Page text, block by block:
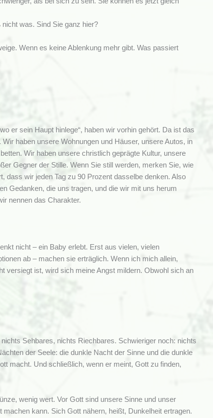
was. Sind Sie ganz hier?
Wenn es keine Ablenkung mehr gibt. Was passiert
er sein Haupt hinlege“, haben wir vorhin gehört. Da ist das
haben unsere Wohnungen und Häuser, unsere Autos, in
Wir haben unsere christlich geprägte Kultur, unsere
Gegner der Stille. Wenn Sie still werden, merken Sie, wie
dass wir jeden Tag zu 90 Prozent dasselbe denken. Also
Gedanken, die uns tragen, und die wir mit uns herum
nennen das Charakter.
nicht – ein Baby erlebt. Erst aus vielen, vielen
ab – machen sie erträglich. Wenn ich mich allein,
versiegt ist, wird sich meine Angst mildern. Obwohl sich an
Sehbares, nichts Riechbares. Schwieriger noch: nichts
der Seele: die dunkle Nacht der Sinne und die dunkle
macht. Und schließlich, wenn er meint, Gott zu finden,
wenig wert. Vor Gott sind unsere Sinne und unser
kann. Sich Gott nähern, heißt, Dunkelheit ertragen.